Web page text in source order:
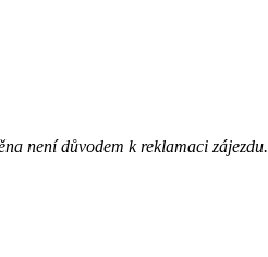
není důvodem k reklamaci zájezdu.